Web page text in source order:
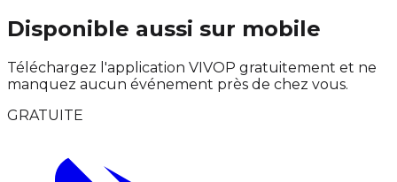
Disponible aussi sur mobile
Téléchargez l'application VIVOP gratuitement et ne
manquez aucun événement près de chez vous.
GRATUITE